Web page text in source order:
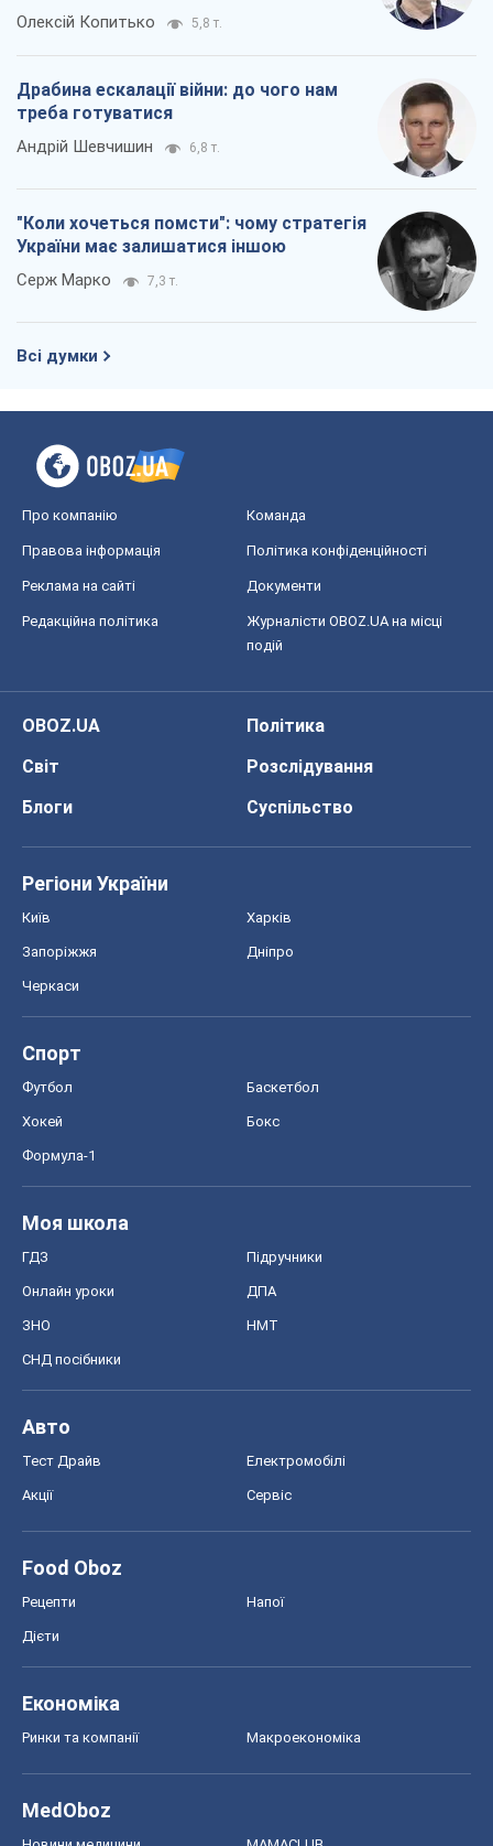
Олексій Копитько 5,8 т.
Драбина ескалації війни: до чого нам
треба готуватися
Андрій Шевчишин 6,8 т.
"Коли хочеться помсти": чому стратегія
України має залишатися іншою
Серж Марко 7,3 т.
Всі думки
Про компанію Команда
Правова інформація Політика конфіденційності
Реклама на сайті Документи
Редакційна політика
Журналісти OBOZ.UA на місці
подій
OBOZ.UA
Політика
Світ
Розслідування
Блоги
Суспільство
Регіони України
Київ Харків
Запоріжжя Дніпро
Черкаси
Спорт
Футбол Баскетбол
Хокей Бокс
Формула-1
Моя школа
ГДЗ Підручники
Онлайн уроки ДПА
ЗНО НМТ
СНД посібники
Авто
Тест Драйв Електромобілі
Акції Сервіс
Food Oboz
Рецепти Напої
Дієти
Економіка
Ринки та компанії Макроекономіка
MedOboz